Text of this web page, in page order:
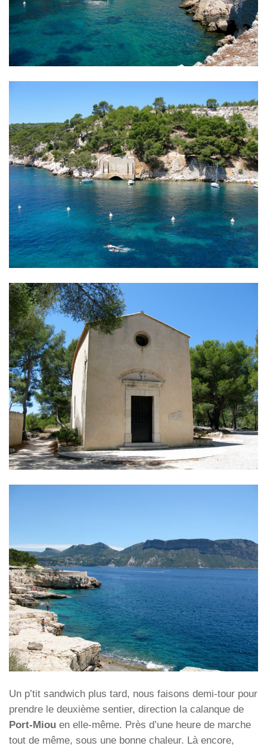
Un p’tit sandwich plus tard, nous faisons demi-tour pour
prendre le deuxième sentier, direction la calanque de
Port-Miou en elle-même. Près d’une heure de marche
tout de même, sous une bonne chaleur. Là encore,